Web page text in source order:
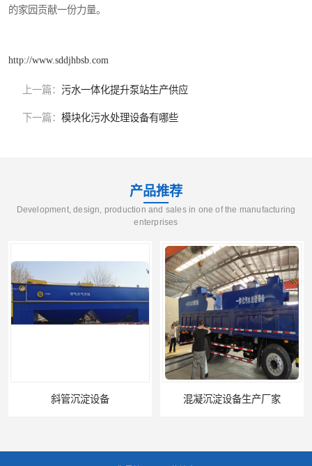
的家园贡献一份力量。
http://www.sddjhbsb.com
上一篇： 污水一体化提升泵站生产供应
下一篇： 模块化污水处理设备有哪些
产品推荐
Development, design, production and sales in one of the manufacturing
enterprises
斜管沉淀设备 混凝沉淀设备生产厂家